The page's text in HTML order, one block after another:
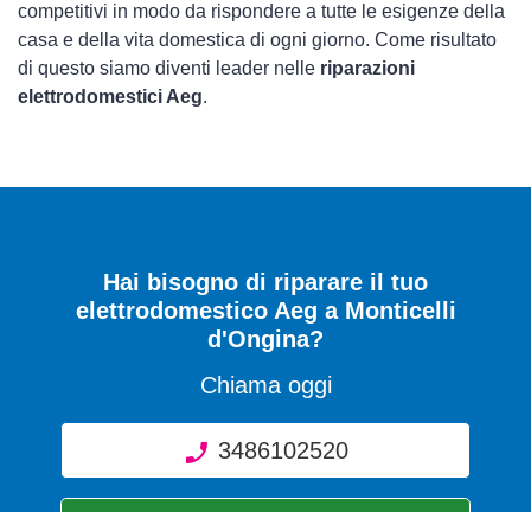
competitivi in modo da rispondere a tutte le esigenze della
casa e della vita domestica di ogni giorno. Come risultato
di questo siamo diventi leader nelle riparazioni
elettrodomestici Aeg.
Hai bisogno di riparare il tuo
elettrodomestico Aeg a Monticelli
d'Ongina?
Chiama oggi
3486102520